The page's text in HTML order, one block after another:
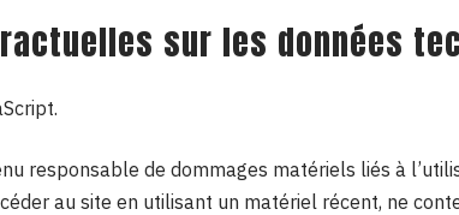
sur les données
responsable de dommages matériels liés à
au site en utilisant un matériel récent, ne